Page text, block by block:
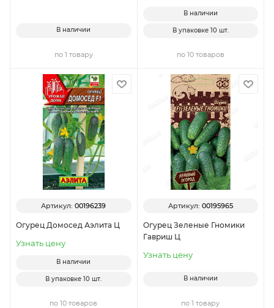
В наличии
по 1 товару
В наличии
В упаковке 10 шт.
по 10 товаров
Артикул:00196239
Огурец Домосед Аэлита Ц
Узнать цену
В наличии
В упаковке10 шт.
по 10 товаров
Артикул: 00195965
Огурец Зеленые Гномики
Гавриш Ц
Узнать цену
В наличии
по 1 товару